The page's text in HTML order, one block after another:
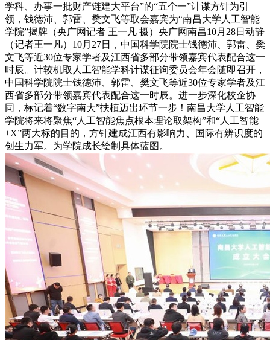
学科、办事一批财产链建大平台”的“五个一”计谋方针为引
领，钱德沛、郭雷、樊文飞等取会嘉宾为“南昌大学人工智能
学院”揭牌（央广网记者 王一凡 摄）央广网南昌10月28日动静
（记者王一凡）10月27日，中国科学院院士钱德沛、郭雷、樊
文飞等近30位专家学者及江西省多部分带领嘉宾代表配合这一
时辰。计较机取人工智能学科计谋征询委员会年会随即召开，
中国科学院院士钱德沛、郭雷、樊文飞等近30位专家学者及江
西省多部分带领嘉宾代表配合这一时辰。进一步深化校企协
同，标记着“数字南大”扶植迈出环节一步！南昌大学人工智能
学院将来将聚焦“人工智能焦点根本理论取架构”和“人工智能
+X”两大标的目的，方针建成江西有影响力、国际有辨识度的
创生力军。为学院成长绘制具体蓝图。